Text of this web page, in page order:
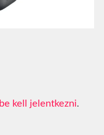
be kell jelentkezni.